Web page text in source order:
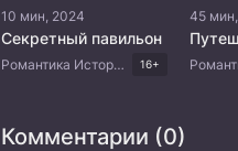
10 мин, 2024
Секретный павильон
Романтика Исторический Драма Китайские дорамы 16+
45
Комментарии (0)